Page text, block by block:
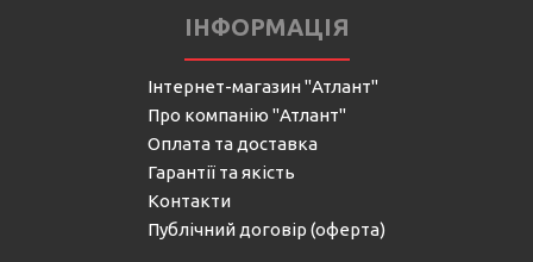
ІНФОРМАЦІЯ
Інтернет-магазин "Атлант"
Про компанію "Атлант"
Оплата та доставка
Гарантії та якість
Контакти
Публічний договір (оферта)